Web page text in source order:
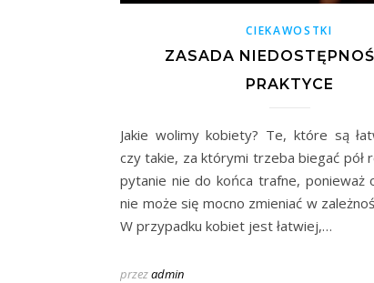
CIEKAWOSTKI
ZASADA
PRAKTYCE
Jakie wolimy kobiety? Te, które są
czy takie, za którymi trzeba biegać pół
pytanie nie do końca trafne, ponieważ
nie może się mocno zmieniać w
W przypadku kobiet jest łatwiej,…
przezadmin